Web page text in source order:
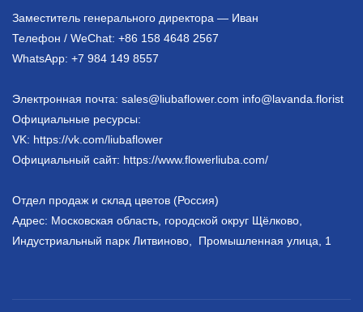
Заместитель генерального директора — Иван
Телефон / WeChat: +86 158 4648 2567
WhatsApp: +7 984 149 8557
Электронная почта: sales@liubaflower.com info@lavanda.florist
Официальные ресурсы:
VK: https://vk.com/liubaflower
Официальный сайт: https://www.flowerliuba.com/
Отдел продаж и склад цветов (Россия)
Адрес: Московская область, городской округ Щёлково,
Индустриальный парк Литвиново, Промышленная улица, 1